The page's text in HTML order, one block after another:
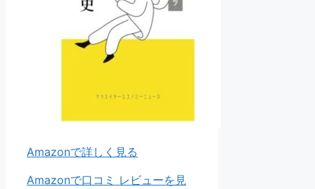
Amazonで詳しく見る
Amazonで口コミ レビューを見